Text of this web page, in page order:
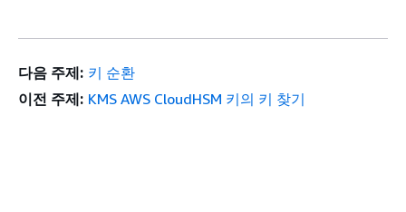
다음 주제: 키 순환
이전 주제: KMS AWS CloudHSM 키의 키 찾기